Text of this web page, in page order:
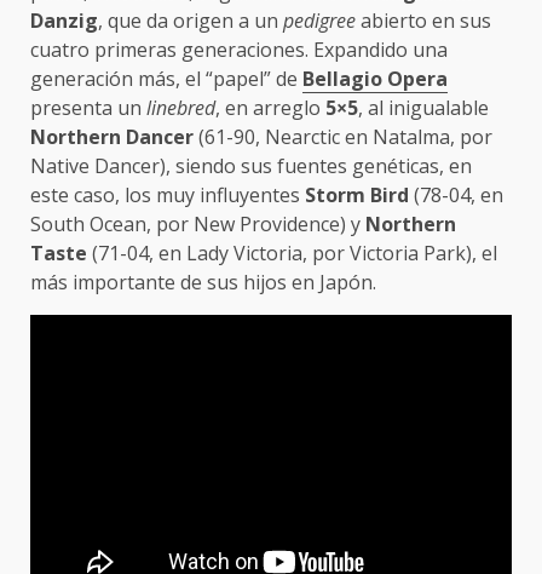
Danzig, que da origen a un pedigreeabierto en sus
cuatro primeras generaciones. Expandido una
generación más, el “papel” de Bellagio Opera
presenta un linebred, en arreglo 5×5, al inigualable
Northern Dancer(61-90, Nearctic en Natalma, por
Native Dancer), siendo sus fuentes genéticas, en
este caso, los muy influyentes Storm Bird (78-04, en
South Ocean, por New Providence) y Northern
Taste (71-04, en Lady Victoria, por Victoria Park), el
más importante de sus hijos en Japón.